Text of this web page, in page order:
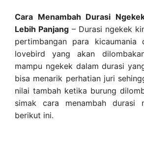
Cara Menambah Durasi
Lebih Panjang – Durasi ngekek
pertimbangan para kicaumania
lovebird yang akan
mampu ngekek dalam durasi
bisa menarik perhatian juri
nilai tambah ketika burung
simak cara menambah durasi
berikut ini.